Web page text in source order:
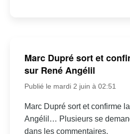
Marc Dupré sort et
sur René Angélil
Publié le mardi 2 juin à 02:51
Marc Dupré sort et confirme
Angélil… Plusieurs se
dans les commentaires.